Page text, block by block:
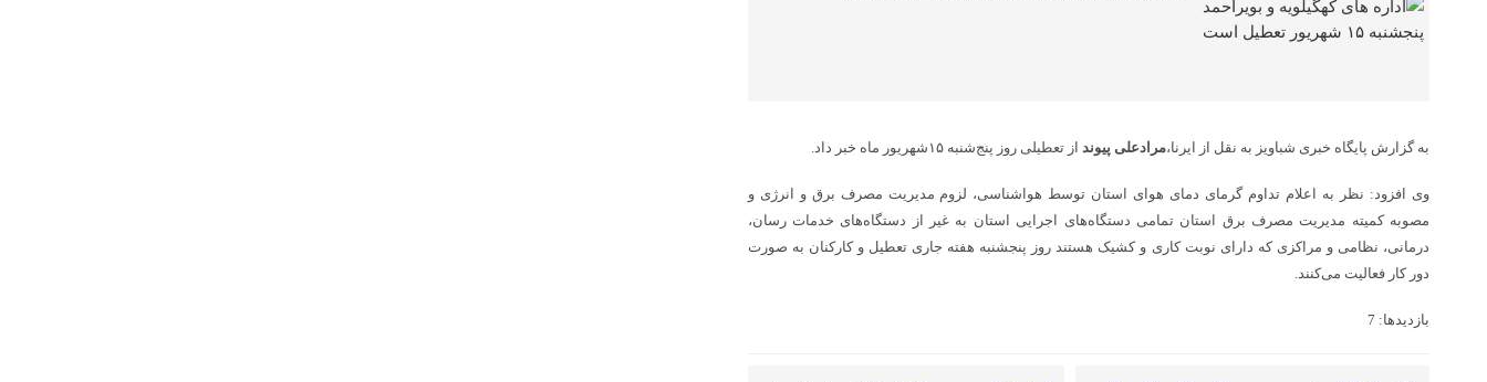
به گزارش پایگاه خبری شباویز به نقل از ایرنا،مرادعلی پیوند از تعطیلی روز پنج‌شنبه ۱۵شهریور ماه خبر داد.
وی افزود: نظر به اعلام تداوم گرمای دمای هوای استان توسط هواشناسی، لزوم مدیریت مصرف برق و انرژی و
مصوبه کمیته مدیریت مصرف برق استان تمامی دستگاه‌های اجرایی استان به غیر از دستگاه‌های خدمات رسان،
درمانی، نظامی و مراکزی که دارای نوبت کاری و کشیک هستند روز پنجشنبه هفته جاری تعطیل و کارکنان به صورت
دور کار فعالیت می‌کنند.
بازدیدها: 7